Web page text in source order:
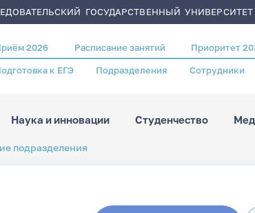
ГОСУДАРСТВЕННЫЙ
2026 Расписание занятий Приоритет
к ЕГЭ Подразделения Сотрудники
Наука и инновации Студенчество
подразделения